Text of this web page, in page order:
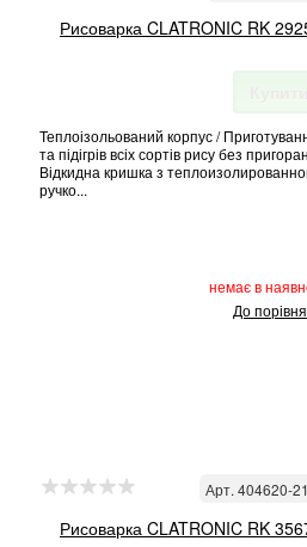
Рисоварка CLATRONIC RK
Теплоізольований корпус /
та підігрів всіх сортів рису без
Відкидна кришка з
ручко...
немає в
До
Арт. 404620-
Рисоварка CLATRONIC RK